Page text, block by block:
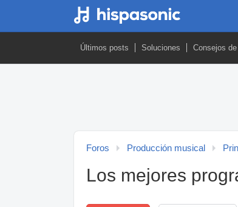
Últimos posts Soluciones Consejos
Foros Producción musical
Los mejores